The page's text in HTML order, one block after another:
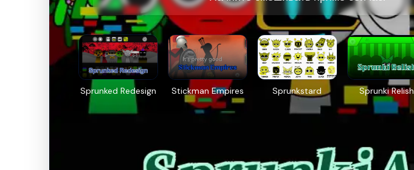
Sprunked Redesign Stickman Empires Sprunkstard Sprunki Relish